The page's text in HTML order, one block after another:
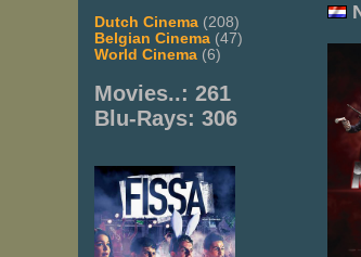
Dutch Cinema (208)
Belgian Cinema (47)
World Cinema (6)
Movies..: 261
Blu-Rays: 306